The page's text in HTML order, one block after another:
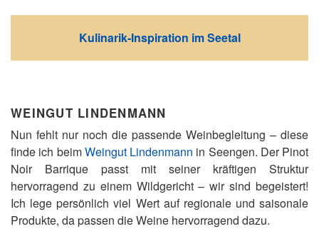
Kulinarik-Inspiration im Seetal
WEINGUT LINDENMANN
Nun fehlt nur noch die passende Weinbegleitung – diese
finde ich beimWeingut Lindenmann in Seengen. Der Pinot
Noir Barrique passt mit seiner kräftigen Struktur
hervorragend zu einem Wildgericht – wir sind begeistert!
Ich lege persönlich viel Wert auf regionale und saisonale
Produkte, da passen die Weine hervorragend dazu.